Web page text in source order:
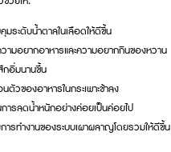
มระดับน้ำตาลในเลือดให้ดีขึ้น
ามอยากอาหารและความอยากกินของหวาน
กอิ่มนานขึ้น
ตัวของอาหารในกระเพาะช้าลง
ารลดน้ำหนักอย่างค่อยเป็นค่อยไป
ารทำงานของระบบเผาผลาญโดยรวมให้ดีขึ้น